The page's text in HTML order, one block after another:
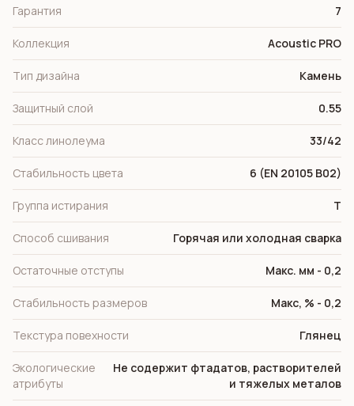
Гарантия 7
Коллекция Acoustic PRO
Тип дизайна Камень
Защитный слой 0.55
Класс линолеума 33/42
Стабильность цвета 6 (EN 20105 B02)
Группа истирания Т
Способ сшивания Горячая или холодная сварка
Остаточные отступы Макс. мм - 0,2
Стабильность размеров Макс, % - 0,2
Текстура повехности Глянец
Экологические
атрибуты
Не содержит фтадатов, растворителей
и тяжелых металов